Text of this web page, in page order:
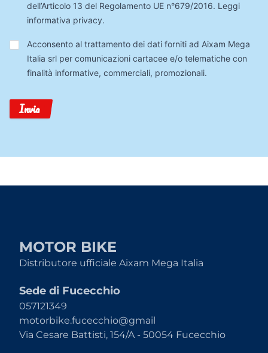
dell’Articolo 13 del Regolamento UE n°679/2016. Leggi
informativa privacy.
Trattamento
Dati
Acconsento al trattamento dei dati forniti ad Aixam Mega
Italia srl per comunicazioni cartacee e/o telematiche con
finalità informative, commerciali, promozionali.
Invia
MOTOR BIKE
Distributore ufficiale Aixam Mega Italia
Sede di Fucecchio
057121349
motorbike.fucecchio@gmail
Via Cesare Battisti, 154/A - 50054 Fucecchio